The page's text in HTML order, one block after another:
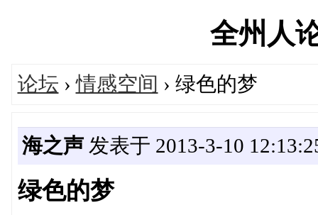
全州人
论坛 ›情感空间 › 绿色的梦
海之声发表于 2013-3-10
绿色的梦